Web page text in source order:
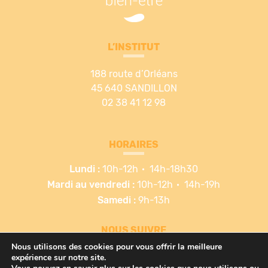
L’INSTITUT
188 route d’Orléans
45 640 SANDILLON
02 38 41 12 98
HORAIRES
Lundi : 10h-12h
14h-18h30
Mardi au vendredi : 10h-12h
14h-19h
Samedi : 9h-13h
NOUS SUIVRE
Nous utilisons des cookies pour vous offrir la meilleure
expérience sur notre site.